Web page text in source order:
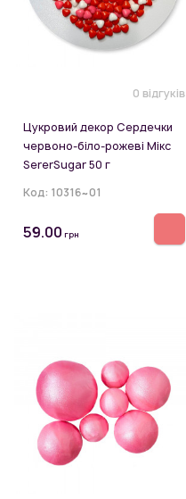
0 відгуків
Цукровий декор Сердечки
червоно-біло-рожеві Мікс
SererSugar 50 г
Код: 10316~01
59.00 грн